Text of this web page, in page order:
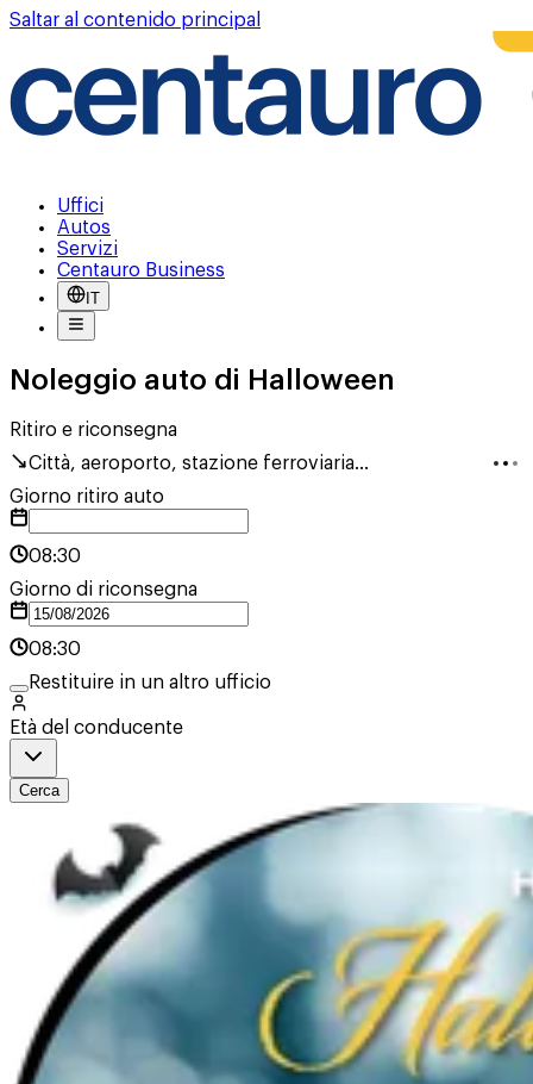
Saltar al contenido principal
Uffici
Autos
Servizi
Centauro Business
IT
Noleggio auto di Halloween
Ritiro e riconsegna
Città, aeroporto, stazione ferroviaria...
Giorno ritiro auto
08:30
Giorno di riconsegna
08:30
Restituire in un altro ufficio
Età del conducente
Cerca